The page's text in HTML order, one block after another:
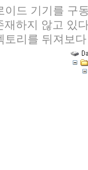
이드 기기를 구
재하지 않고 있
토리를 뒤져보다